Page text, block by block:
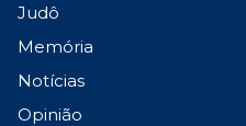
Judô
Memória
Notícias
Opinião